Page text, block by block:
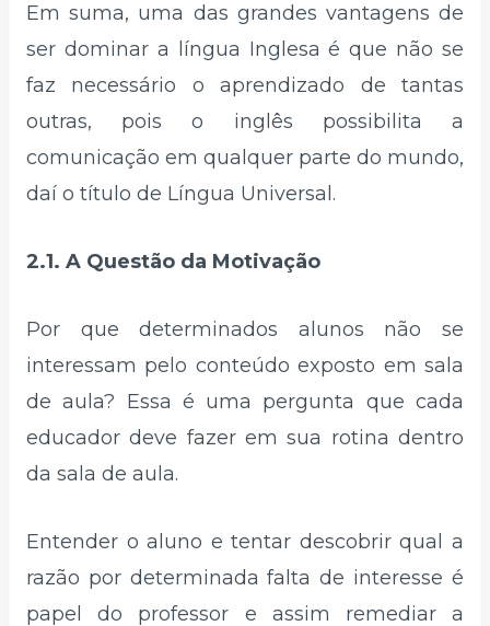
Em suma, uma das grandes vantagens de
ser dominar a língua Inglesa é que não se
faz necessário o aprendizado de tantas
outras, pois o inglês possibilita a
comunicação em qualquer parte do mundo,
daí o título de Língua Universal.
2.1. A Questão da Motivação
Por que determinados alunos não se
interessam pelo conteúdo exposto em sala
de aula? Essa é uma pergunta que cada
educador deve fazer em sua rotina dentro
da sala de aula.
Entender o aluno e tentar descobrir qual a
razão por determinada falta de interesse é
papel do professor e assim remediar a